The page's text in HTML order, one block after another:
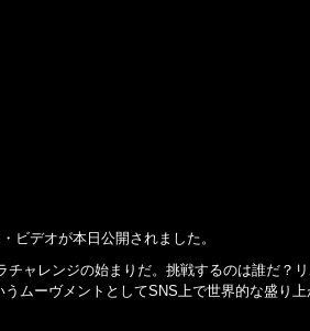
ビデオが本日公開されました。
ャレンジの始まりだ。挑戦するのは誰だ？
ムーヴメントとしてSNS上で世界的な盛り上